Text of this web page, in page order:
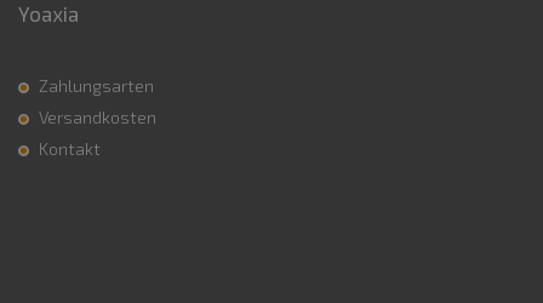
Yoaxia
Zahlungsarten
Versandkosten
Kontakt